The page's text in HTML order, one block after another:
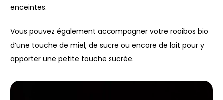
enceintes.
Vous pouvez également accompagner votre rooibos bio
d’une touche de miel, de sucre ou encore de lait pour y
apporter une petite touche sucrée.